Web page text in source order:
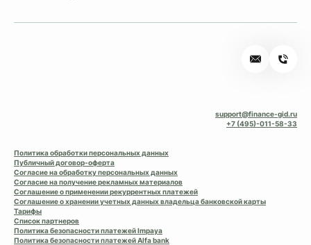
support@finance-gid.ru
+7 (495)-011-58-33
Политика обработки персональных данных
Публичный договор-оферта
Согласие на обработку персональных данных
Согласие на получение рекламных материалов
Соглашение о применении рекуррентных платежей
Соглашение о хранении учетных данных владельца банковской карты
Тарифы
Список партнеров
Политика безопасности платежей Impaya
Политика безопасности платежей Alfa bank